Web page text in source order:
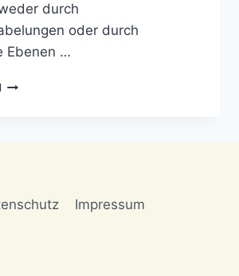
durch
oder durch
Ebenen …
UNIVERSEN
Impressum